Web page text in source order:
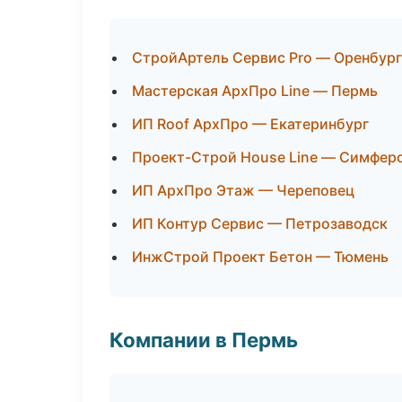
СтройАртель Сервис Pro — Оренбург
Мастерская АрхПро Line — Пермь
ИП Roof АрхПро — Екатеринбург
Проект-Строй House Line —
ИП АрхПро Этаж — Череповец
ИП Контур Сервис — Петрозаводск
ИнжСтрой Проект Бетон — Тюмень
Компании в Пермь